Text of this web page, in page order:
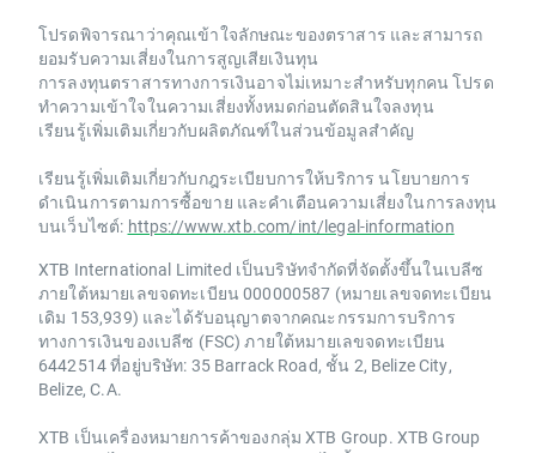
โปรดพิจารณาว่าคุณเข้าใจลักษณะของตราสาร และสามารถ
ยอมรับความเสี่ยงในการสูญเสียเงินทุน
การลงทุนตราสารทางการเงินอาจไม่เหมาะสำหรับทุกคน โปรด
ทำความเข้าใจในความเสี่ยงทั้งหมดก่อนตัดสินใจลงทุน
เรียนรู้เพิ่มเติมเกี่ยวกับผลิตภัณฑ์ในส่วนข้อมูลสำคัญ
เรียนรู้เพิ่มเติมเกี่ยวกับกฎระเบียบการให้บริการ นโยบายการ
ดำเนินการตามการซื้อขาย และคำเตือนความเสี่ยงในการลงทุน
บนเว็บไซต์: https://www.xtb.com/int/legal-information
XTB International Limited เป็นบริษัทจำกัดที่จัดตั้งขึ้นในเบลีซ
ภายใต้หมายเลขจดทะเบียน 000000587 (หมายเลขจดทะเบียน
เดิม 153,939) และได้รับอนุญาตจากคณะกรรมการบริการ
ทางการเงินของเบลีซ (FSC) ภายใต้หมายเลขจดทะเบียน
6442514 ที่อยู่บริษัท: 35 Barrack Road, ชั้น 2, Belize City,
Belize, C.A.
XTB เป็นเครื่องหมายการค้าของกลุ่ม XTB Group. XTB Group